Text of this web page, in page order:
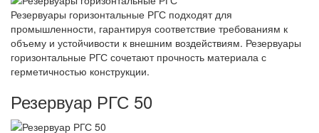
Резервуары горизонтальные РГС подходят для
промышленности, гарантируя соответствие требованиям к
объему и устойчивости к внешним воздействиям. Резервуары
горизонтальные РГС сочетают прочность материала с
герметичностью конструкции.
Резервуар РГС 50